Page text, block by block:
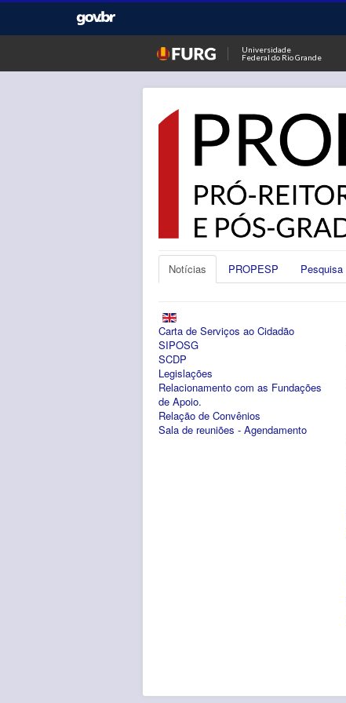
Universidade
Federal do Rio Grande
Notícias PROPESP Pesquisa
Carta de Serviços ao Cidadão
SIPOSG
SCDP
Legislações
Relacionamento com as Fundações
de Apoio.
Relação de Convênios
Sala de reuniões - Agendamento